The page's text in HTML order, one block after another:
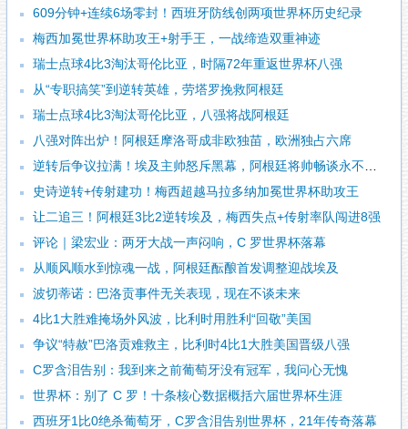
609分钟+连续6场零封！西班牙防线创两项世界杯历史纪录
梅西加冕世界杯助攻王+射手王，一战缔造双重神迹
瑞士点球4比3淘汰哥伦比亚，时隔72年重返世界杯八强
从“专职搞笑”到逆转英雄，劳塔罗挽救阿根廷
瑞士点球4比3淘汰哥伦比亚，八强将战阿根廷
八强对阵出炉！阿根廷摩洛哥成非欧独苗，欧洲独占六席
逆转后争议拉满！埃及主帅怒斥黑幕，阿根廷将帅畅谈永不言弃
史诗逆转+传射建功！梅西超越马拉多纳加冕世界杯助攻王
让二追三！阿根廷3比2逆转埃及，梅西失点+传射率队闯进8强
评论｜梁宏业：两牙大战一声闷响，C 罗世界杯落幕
从顺风顺水到惊魂一战，阿根廷酝酿首发调整迎战埃及
波切蒂诺：巴洛贡事件无关表现，现在不谈未来
4比1大胜难掩场外风波，比利时用胜利“回敬”美国
争议“特赦”巴洛贡难救主，比利时4比1大胜美国晋级八强
C罗含泪告别：我到来之前葡萄牙没有冠军，我问心无愧
世界杯：别了 C 罗！十条核心数据概括六届世界杯生涯
西班牙1比0绝杀葡萄牙，C罗含泪告别世界杯，21年传奇落幕